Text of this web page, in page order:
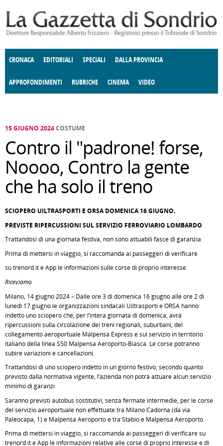
CRONACA EDITORIALI SPECIALI DALLA PROVINCIA
APPROFONDIMENTI
E SPETTACOLI POLITICA
RUBRICHE
DELLE IDEE FATTI DELLO SPIRITO
CINEMA VIDEO
15 GIUGNO 2024COSTUME
Contro il "padrone! forse,
Noooo, Contro la gente
che ha solo il treno
SCIOPERO UILTRASPORTI E ORSA DOMENICA 16 GIUGNO.
PREVISTE RIPERCUSSIONI SUL SERVIZIO FERROVIARIO LOMBARDO
Trattandosi di una giornata festiva, non sono attuabili fasce di garanzia
Prima di mettersi in viaggio, si raccomanda ai passeggeri di verificare
su trenord.it e App le informazioni sulle corse di proprio interesse
Riceviamo
Milano, 14 giugno 2024 – Dalle ore 3 di domenica 16 giugno alle ore 2 di
lunedì 17 giugno le organizzazioni sindacali Uiltrasporti e ORSA hanno
indetto uno sciopero che, per l’intera giornata di domenica, avrà
ripercussioni sulla circolazione dei treni regionali, suburbani, del
collegamento aeroportuale Malpensa Express e sul servizio in territorio
italiano della linea S50 Malpensa Aeroporto-Biasca. Le corse potranno
subire variazioni e cancellazioni.
Trattandosi di uno sciopero indetto in un giorno festivo, secondo quanto
previsto dalla normativa vigente, l’azienda non potrà attuare alcun servizio
minimo di garanzi
Saranno previsti autobus sostitutivi, senza fermate intermedie, per le corse
del servizio aeroportuale non effettuate tra Milano Cadorna (da via
Paleocapa, 1) e Malpensa Aeroporto e tra Stabio e Malpensa Aeroporto.
Prima di mettersi in viaggio, si raccomanda ai passeggeri di verificare su
trenord.it e App le informazioni relative alle corse di proprio interesse e di